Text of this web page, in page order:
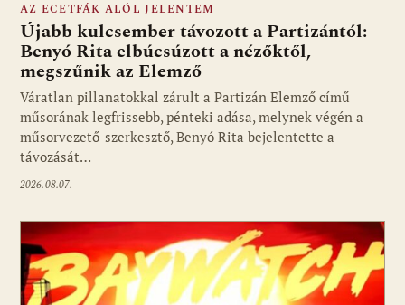
Fotó: media1.hu
AZ ECETFÁK ALÓL JELENTEM
Újabb kulcsember távozott a Partizántól:
Benyó Rita elbúcsúzott a nézőktől,
megszűnik az Elemző
Váratlan pillanatokkal zárult a Partizán Elemző című
műsorának legfrissebb, pénteki adása, melynek végén a
műsorvezető-szerkesztő, Benyó Rita bejelentette a
távozását…
2026.08.07.